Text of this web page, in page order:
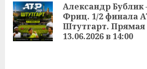
чтение
Александр
Фриц. 1/2 финала
Штутгарт. Прямая
13.06.2026 в 14:00